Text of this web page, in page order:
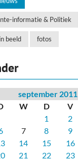
informatie & Politiek
beeld fotos
september 2011
W D V
1
2
7 8 9
14 15 16
21 22 23